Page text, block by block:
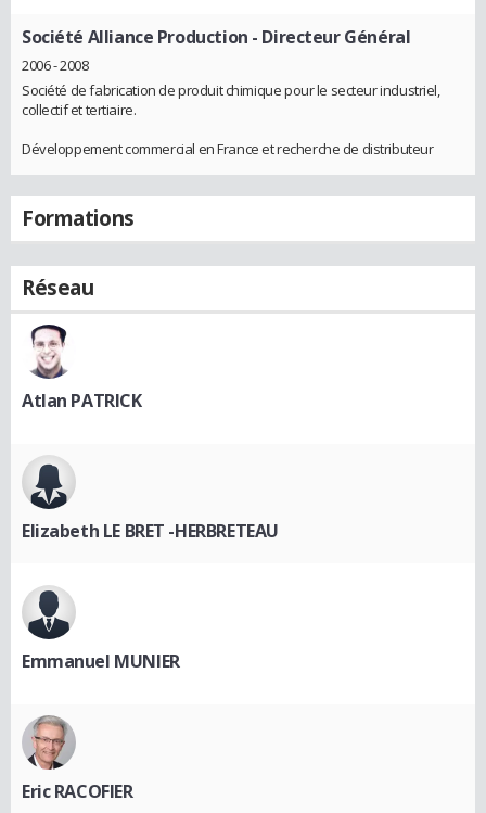
Société Alliance Production - Directeur Général
2006 - 2008
Société de fabrication de produit chimique pour le secteur industriel,
collectif et tertiaire.
Développement commercial en France et recherche de distributeur
Formations
Réseau
Atlan PATRICK
Elizabeth LE BRET -HERBRETEAU
Emmanuel MUNIER
Eric RACOFIER